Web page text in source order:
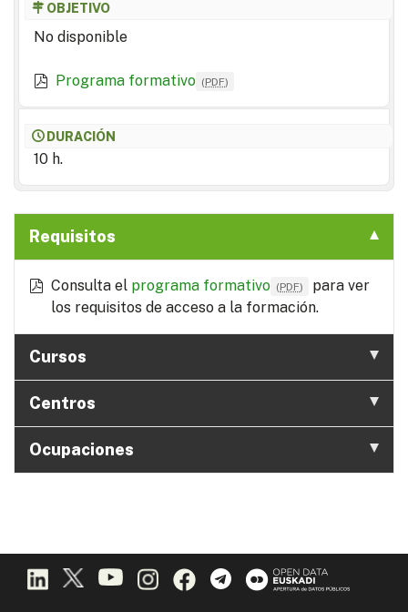
OBJETIVO
No disponible
Programa formativo (PDF)
DURACIÓN
10 h.
Requisitos
Consulta el programa formativo (PDF)
para ver
los requisitos de acceso a la formación.
Cursos
Centros
Ocupaciones